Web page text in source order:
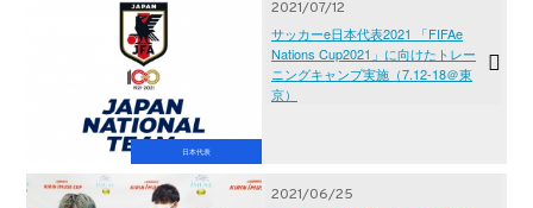
日本代表
2021/07/12
サッカーe日本代表2021 「FIFAe
Nations Cup2021」に向けたトレー
ニングキャンプ実施（7.12-18＠東
京）
2021/06/25